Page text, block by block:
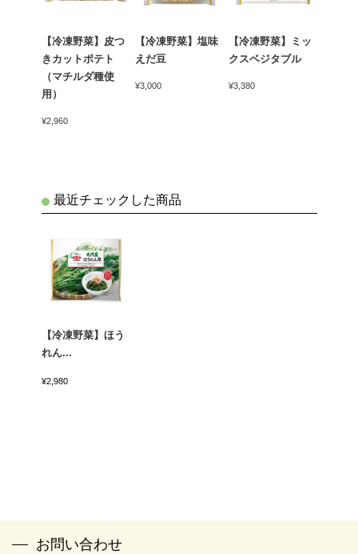
【冷凍野菜】皮つ
きカットポテト
（マチルダ種使
用）
¥2,960
【冷凍野菜】塩味
えだ豆
¥3,000
【冷凍野菜】ミッ
クスベジタブル
¥3,380
最近チェックした商品
【冷凍野菜】ほう
れん...
¥2,980
お問い合わせ